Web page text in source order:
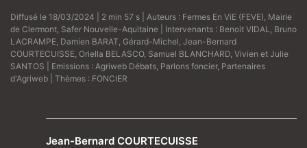
Diffusé le 18/03/2024 | 2 min 57 s | Auteurs : Fermes En ViE (FEVE) Mairie
de Clermont Safer Nouvelle-Aquitaine | Intervenants : Benoit VIDAL
Bruno
LACRAMPE Damien BARAT Gérard-Michel Jean-Bernard
COURTECUISSE Oriella BELASCO, Samuel BLANCHARD Vivien et Julie
SANTOS | Emissions : Agriweb Débats Parlons foncier, Partenaires
d'Agriweb | Thèmes : FONCIER
Jean-Bernard COURTECUISSE